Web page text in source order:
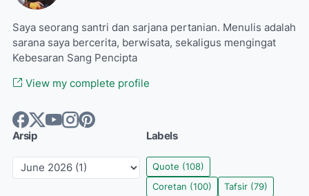
Saya seorang santri dan sarjana pertanian. Menulis adalah
sarana saya bercerita, berwisata, sekaligus mengingat
Kebesaran Sang Pencipta
View my complete profile
Arsip Labels
Quote (108)
Coretan (100) Tafsir (79)